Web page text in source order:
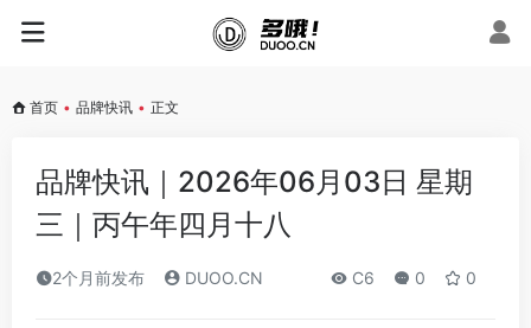
首页 • 品牌快讯 • 正文
品牌快讯｜2026年06月03日 星期
三｜丙午年四月十八
2个月前发布 DUOO.CN C6 0 0